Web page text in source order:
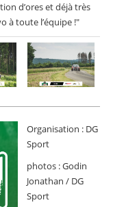
d’ores et déjà très
à toute l’équipe !"
Organisation : DG
Sport
photos : Godin
Jonathan / DG
Sport